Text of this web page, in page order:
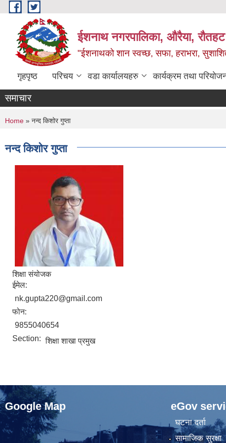
Skip to main content
ईशनाथ नगरपालिका, औरैया, रौतहट
"ईशनाथको शान स्वच्छ, सफा, हराभरा,
गृहपृष्ठ परिचय वडा कार्यालयहरु कार्यक्रम तथा
समाचार
You are here
Home » नन्द किशोर गुप्ता
नन्द किशोर गुप्ता
शिक्षा संयोजक
ईमेल:
nk.gupta220@gmail.com
फोन:
9855040654
Section: शिक्षा शाखा प्रमुख
Google Map eGov
घटना दर्ता
सामाजिक सुरक्षा